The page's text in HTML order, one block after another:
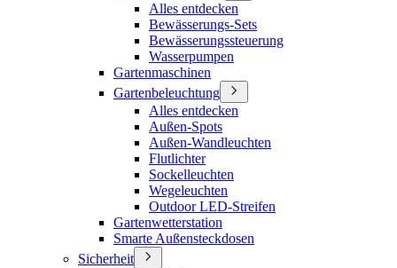
Alles entdecken
Bewässerungs-Sets
Bewässerungssteuerung
Wasserpumpen
Gartenmaschinen
Gartenbeleuchtung
Alles entdecken
Außen-Spots
Außen-Wandleuchten
Flutlichter
Sockelleuchten
Wegeleuchten
Outdoor LED-Streifen
Gartenwetterstation
Smarte Außensteckdosen
Sicherheit